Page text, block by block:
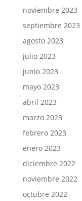
noviembre 2023
septiembre 2023
agosto 2023
julio 2023
junio 2023
mayo 2023
abril 2023
marzo 2023
febrero 2023
enero 2023
diciembre 2022
noviembre 2022
octubre 2022